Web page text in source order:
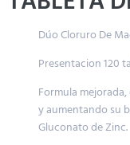
Dúo Cloruro De
Presentacion 120
Formula mejorada,
y aumentando su
Gluconato de Zinc.